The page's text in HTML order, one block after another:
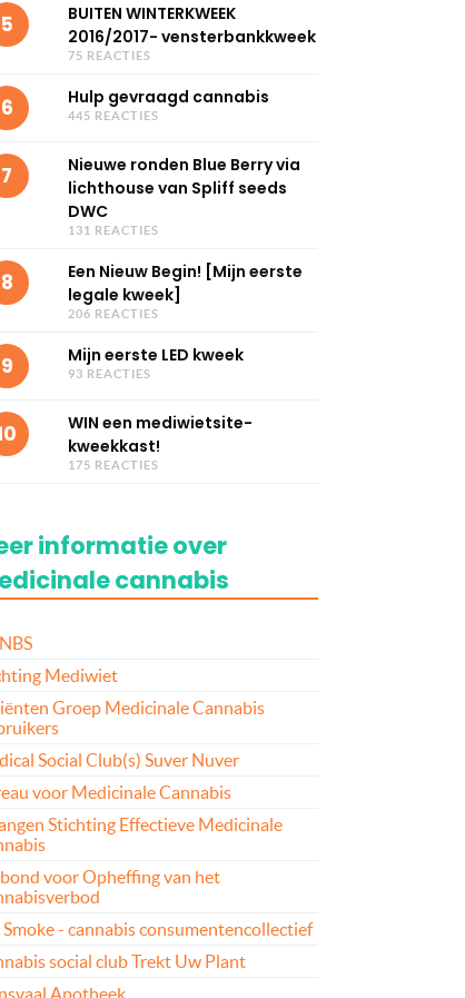
5
BUITEN WINTERKWEEK
2016/2017- vensterbankkweek
75 REACTIES
6 Hulp gevraagd cannabis
445 REACTIES
7
Nieuwe ronden Blue Berry via
lichthouse van Spliff seeds
DWC
131 REACTIES
8
Een Nieuw Begin! [Mijn eerste
legale kweek]
206 REACTIES
9 Mijn eerste LED kweek
93 REACTIES
WIN een mediwietsite-
kweekkast!
175 REACTIES
informatie over
cannabis
Mediwiet
Groep Medicinale Cannabis
Social Club(s) Suver Nuver
voor Medicinale Cannabis
Stichting Effectieve Medicinale
voor Opheffing van het
- cannabis consumentencollectief
social club Trekt Uw Plant
Apotheek